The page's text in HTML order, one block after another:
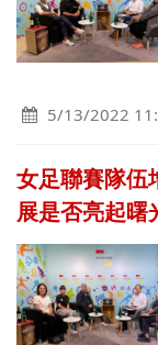
5/13/2022
女足聯賽隊伍
展是否亮起曙